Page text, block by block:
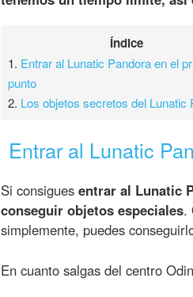
Índice
1. Entrar al Lunatic Pandora en el
punto
2. Los objetos secretos del Lunatic
Entrar al Lunatic
Si consigues entrar al Lunatic
conseguir objetos especiales.
simplemente, puedes
En cuanto salgas del centro